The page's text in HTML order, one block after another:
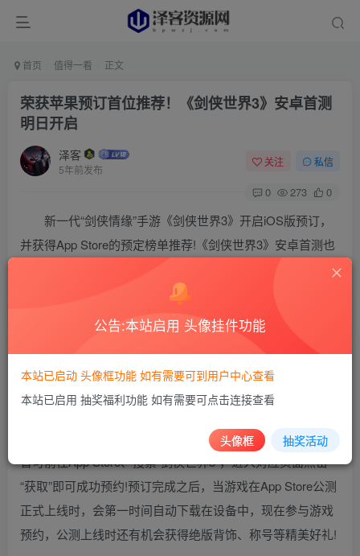
首页 值得一看 正文
荣获苹果预订首位推荐！《剑侠世界3》安卓首测
明日开启
泽客
5年前发布
关注 私信
0 273 0
新一代“剑侠情缘”手游《剑侠世界3》开启iOS版预订，
并获得App Store的预定榜单推荐!《剑侠世界3》安卓首测也
将于明日正式开启!一场沉浸式的真江湖之旅即将开启，诚邀
【iOS预约重磅开启 珍贵资格抢先领取】
《剑侠世界3》iOS 平台正式开放预约，苹果系统的玩家
皆可前往App Store、搜索“剑侠世界3”，进入对应页面点击
“获取”即可成功预约!预订完成之后，当游戏在App Store公测
正式上线时，会第一时间自动下载在设备中，现在参与游戏
预约，公测上线时还有机会获得绝版背饰、称号等精美好礼!
公告:本站启用 头像挂件功能
本站已启动 头像框功能 如有需要可到用户中心查看
本站已启用 抽奖福利功能 如有需要可点击连接查看
头像框 抽奖活动